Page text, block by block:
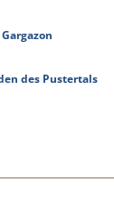
des Pustertals